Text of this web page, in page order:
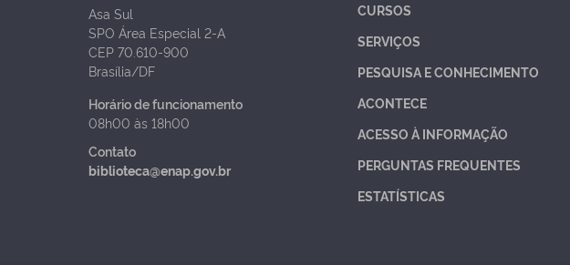
Asa Sul
SPO Área Especial 2-A
CEP 70.610-900
Brasília/DF
Horário de funcionamento
08h00 às 18h00
Contato
biblioteca@enap.gov.br
CURSOS
SERVIÇOS
PESQUISA E CONHECIMENTO
ACONTECE
ACESSO À INFORMAÇÃO
PERGUNTAS FREQUENTES
ESTATÍSTICAS